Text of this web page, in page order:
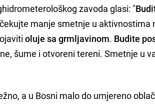
zavoda glasi: "
manje smetnje u aktivnostima
oluje sa grmljavinom. Budite
šume i otvoreni tereni. Smetnje u
a u Bosni malo do umjereno